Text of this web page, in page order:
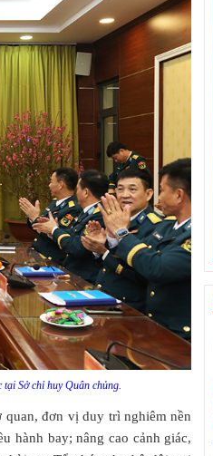
Sở chỉ huy Quân chủng.
đơn vị duy trì nghiêm nền
hành bay; nâng cao cảnh giác,